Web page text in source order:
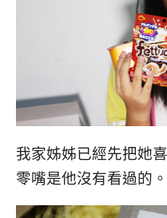
我家姊姊已經先把她
零嘴是他沒有看過的。